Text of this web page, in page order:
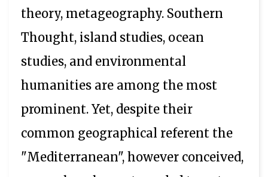
theory, metageography. Southern
Thought, island studies, ocean
studies, and environmental
humanities are among the most
prominent. Yet, despite their
common geographical referent the
"Mediterranean", however conceived,